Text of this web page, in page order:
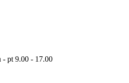
- pt 9.00 - 17.00